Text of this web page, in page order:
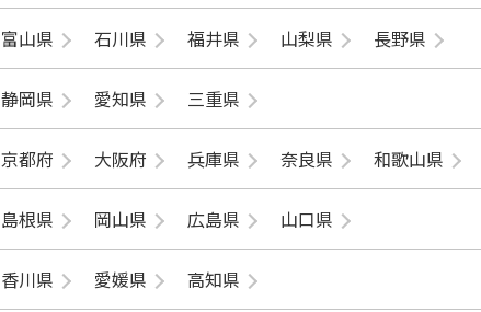
富山県 石川県 福井県 山梨県 長野県
静岡県 愛知県 三重県
京都府 大阪府 兵庫県 奈良県 和歌山県
島根県 岡山県 広島県 山口県
香川県 愛媛県 高知県